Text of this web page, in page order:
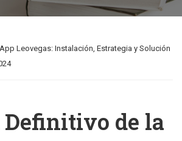
Leovegas: Instalación, Estrategia y Solución
de la